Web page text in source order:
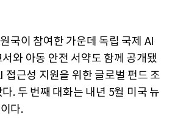
국이 참여한 가운데 독립 국제 AI
와 아동 안전 서약도 함께 공개됐
접근성 지원을 위한 글로벌 펀드 조
. 두 번째 대화는 내년 5월 미국 뉴
다.